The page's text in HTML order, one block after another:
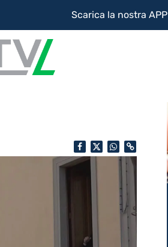
Scarica la nostra APP